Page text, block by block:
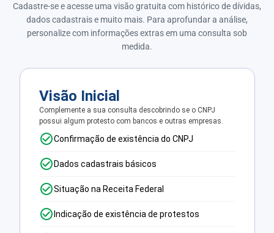
Cadastre-se e acesse uma visão gratuita com histórico de dívidas,
dados cadastrais e muito mais. Para aprofundar a análise,
personalize com informações extras em uma consulta sob
medida.
Visão Inicial
Complemente a sua consulta descobrindo se o CNPJ
possui algum protesto com bancos e outras empresas.
Confirmação de existência do CNPJ
Dados cadastrais básicos
Situação na Receita Federal
Indicação de existência de protestos